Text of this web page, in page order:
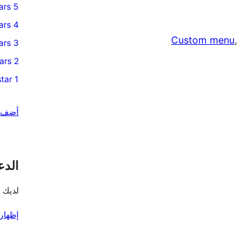
Custom menu,
2
5-
star
5 stars
0
4-
star
4 stars
0
3-
star
3 stars
0
2 stars
0
star
1 star
أضف